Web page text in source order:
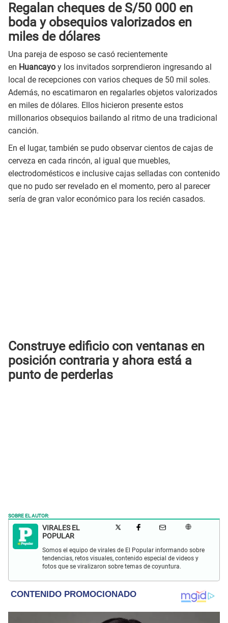
Regalan cheques de S/50 000 en
boda y obsequios valorizados en
miles de dólares
Una pareja de esposo se casó recientemente
en Huancayo y los invitados sorprendieron ingresando al
local de recepciones con varios cheques de 50 mil soles.
Además, no escatimaron en regalarles objetos valorizados
en miles de dólares. Ellos hicieron presente estos
millonarios obsequios bailando al ritmo de una tradicional
canción.
En el lugar, también se pudo observar cientos de cajas de
cerveza en cada rincón, al igual que muebles,
electrodomésticos e inclusive cajas selladas con contenido
que no pudo ser revelado en el momento, pero al parecer
sería de gran valor económico para los recién casados.
Construye edificio con ventanas en
posición contraria y ahora está a
punto de perderlas
SOBRE EL AUTOR:
VIRALES EL
POPULAR
Somos el equipo de virales de El Popular informando sobre
tendencias, retos visuales, contenido especial de videos y
fotos que se viralizaron sobre temas de coyuntura.